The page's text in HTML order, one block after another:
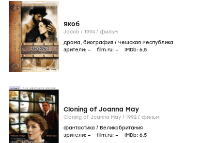
Якоб
Jacob / 1994 / фильм
драма, биография / Чешская Республика
зрители: – film.ru: – IMDb: 6,5
Cloning of Joanna May
Cloning of Joanna May / 1992 / фильм
фантастика / Великобритания
зрители: – film.ru: – IMDb: 6,5